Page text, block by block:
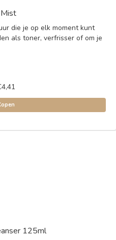
die je op elk moment kunt
als toner, verfrisser of om je
125ml